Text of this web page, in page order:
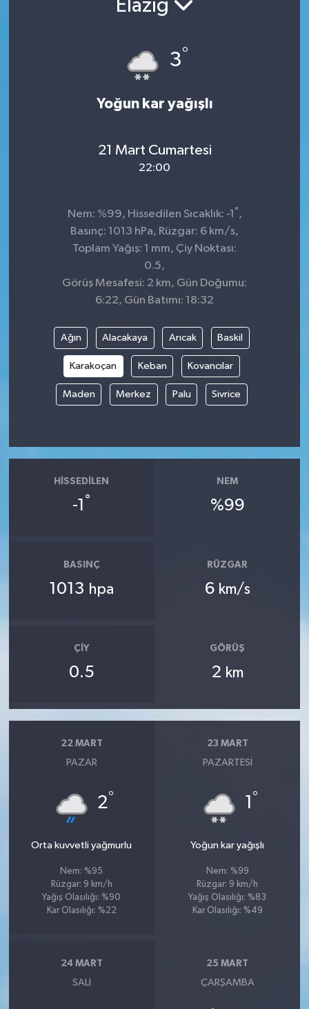
Elazığ
3°
Yoğun kar yağışlı
21 Mart Cumartesi
22:00
Nem: %99, Hissedilen Sıcaklık: -1 ° ,
Basınç: 1013 hPa, Rüzgar: 6 km/s,
Toplam Yağış: 1 mm, Çiy Noktası:
0.5,
Görüş Mesafesi: 2 km, Gün Doğumu:
6:22, Gün Batımı: 18:32
Ağın Alacakaya Arıcak Baskil
Karakoçan Keban Kovancılar
Maden Merkez Palu Sivrice
HISSEDILEN
-1 °
NEM
%99
BASINÇ
1013 hpa
RÜZGAR
6 km/s
ÇIY
0.5
GÖRÜŞ
2 km
22 MART
PAZAR
2°
Orta kuvvetli yağmurlu
Nem: %95
Rüzgar: 9 km/h
Yağış Olasılığı: %90
Kar Olasılığı: %22
23 MART
PAZARTESI
1 °
Yoğun kar yağışlı
Nem: %99
Rüzgar: 9 km/h
Yağış Olasılığı: %83
Kar Olasılığı: %49
24 MART
SALI
25 MART
ÇARŞAMBA